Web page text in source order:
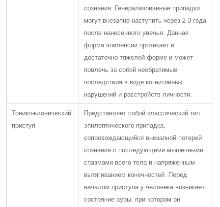
сознания. Генерализованные припадки
могут внезапно наступить через 2-3 года
после нанесенного увечья. Данная
форма эпилепсии протекает в
достаточно тяжелой форме и может
повлечь за собой необратимые
последствия в виде когнитивных
нарушений и расстройств личности.
Тонико-клонический
приступ
Представляет собой классический тип
эпилептического припадка,
сопровождающийся внезапной потерей
сознания с последующими мышечными
спазмами всего тела и напряженным
вытягиванием конечностей. Перед
началом приступа у человека возникает
состояние ауры, при котором он